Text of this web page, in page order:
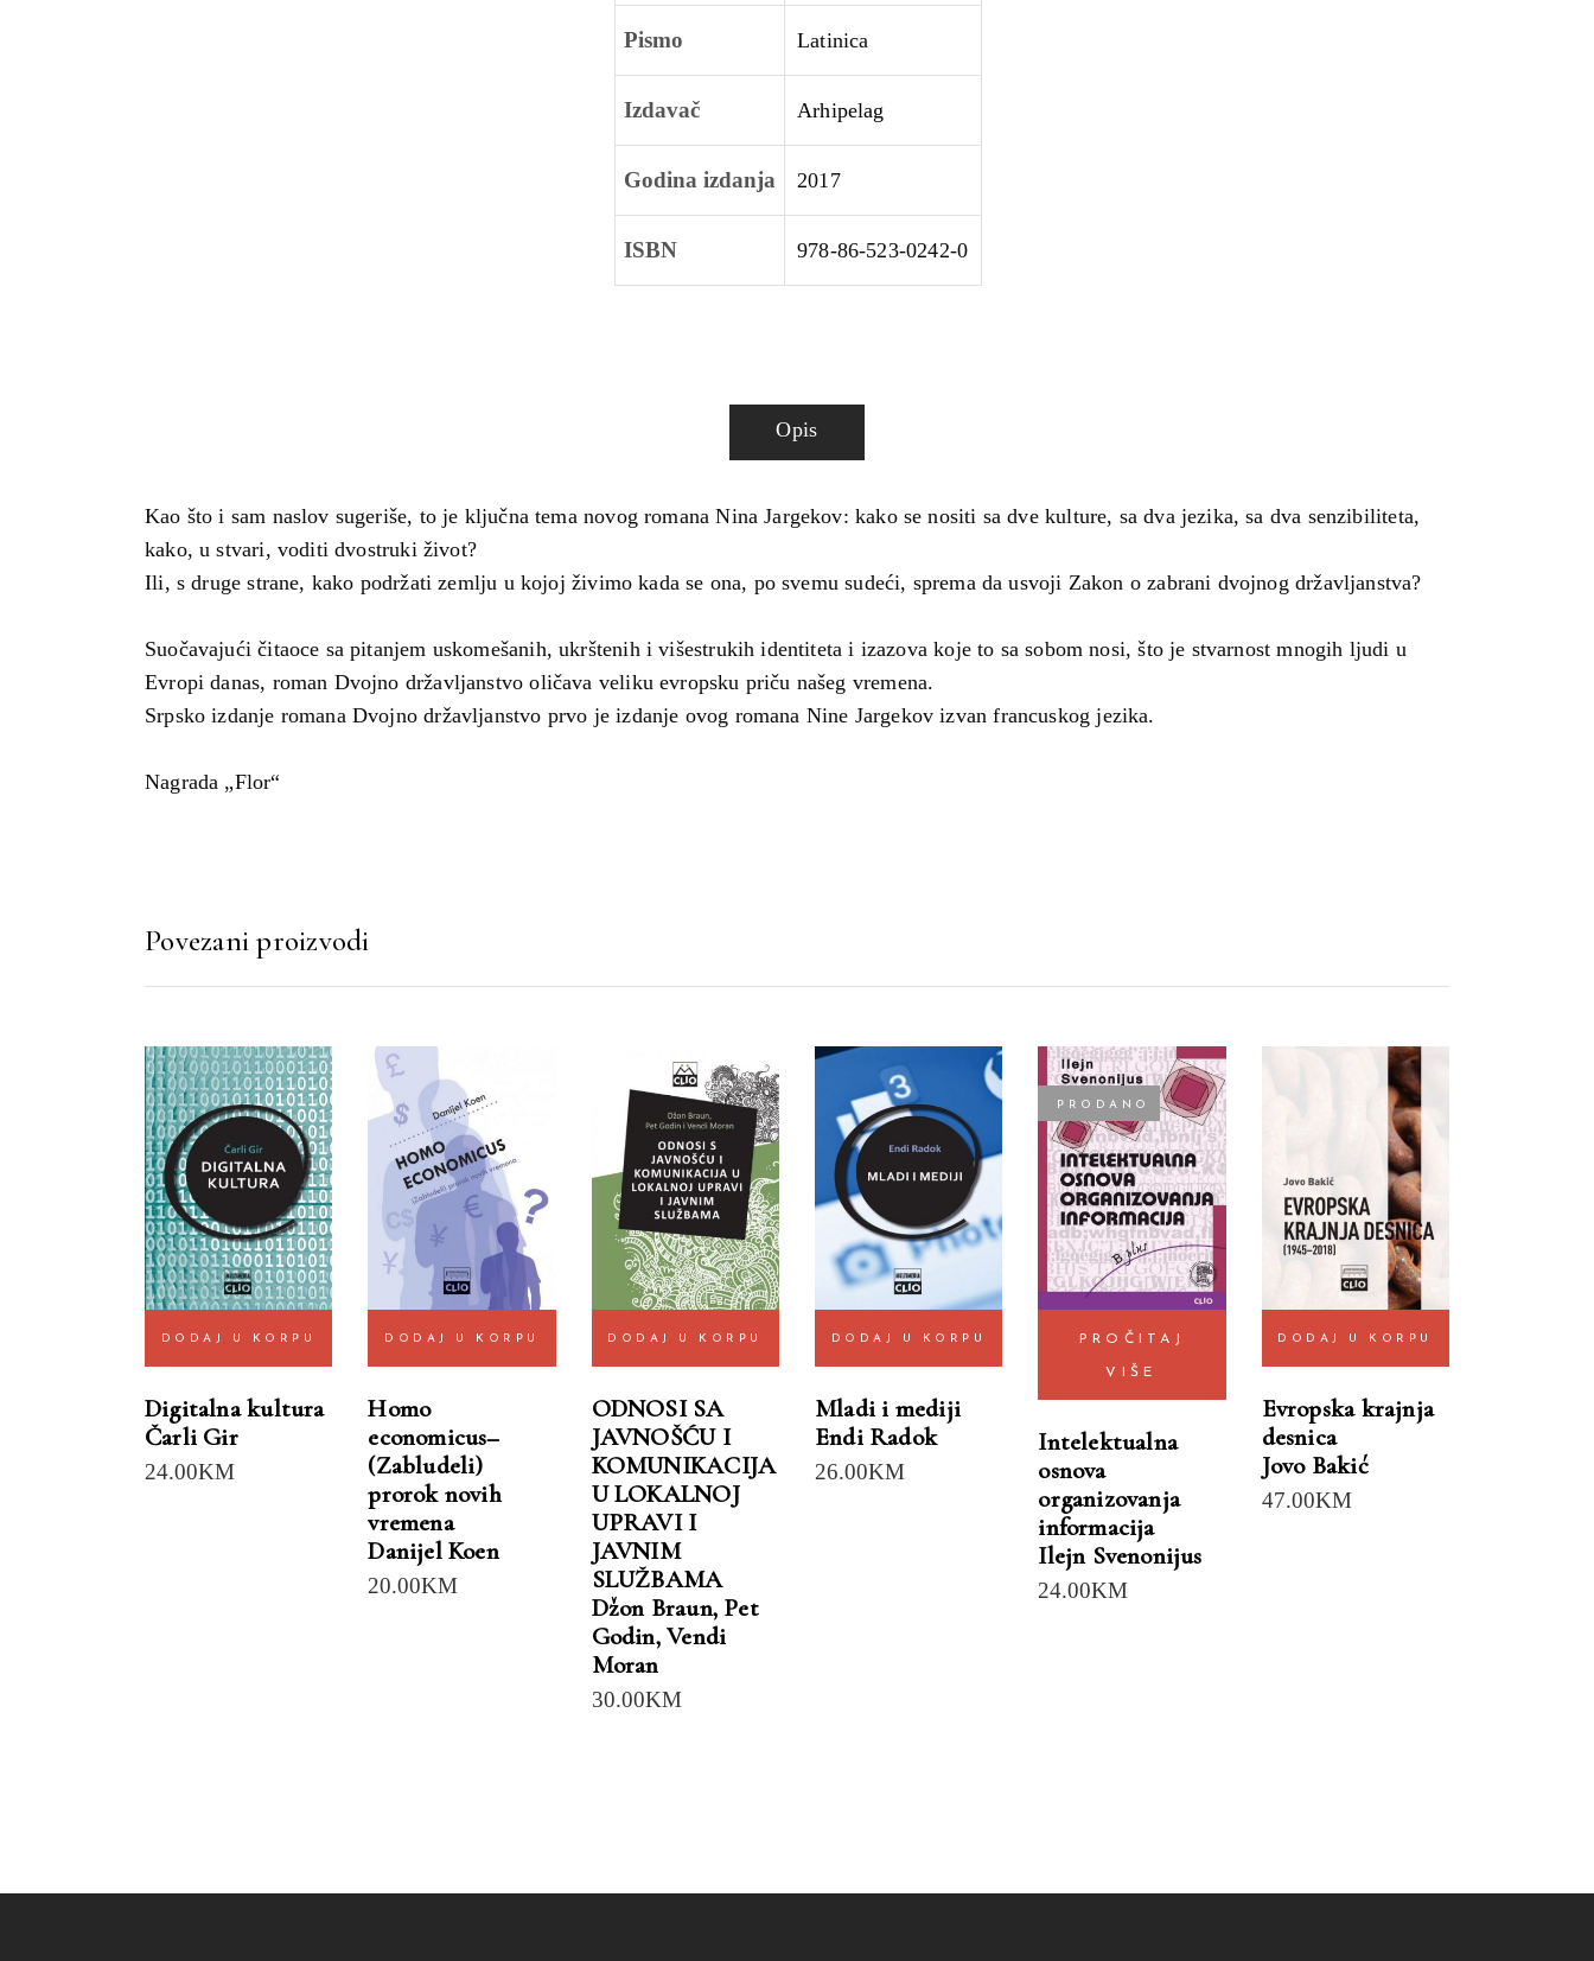
Pismo Latinica
Izdavač Arhipelag
Godina izdanja 2017
ISBN 978‑86‑523‑0242‑0
Opis
Kao što i sam naslov sugeriše, to je ključna tema novog romana Nina Jargekov: kako se nositi sa dve kulture, sa dva jezika, sa dva senzibiliteta,
kako, u stvari, voditi dvostruki život?
Ili, s druge strane, kako podržati zemlju u kojoj živimo kada se ona, po svemu sudeći, sprema da usvoji Zakon o zabrani dvojnog državljanstva?
Suočavajući čitaoce sa pitanjem uskomešanih, ukrštenih i višestrukih identiteta i izazova koje to sa sobom nosi, što je stvarnost mnogih ljudi u
Evropi danas, roman Dvojno državljanstvo oličava veliku evropsku priču našeg vremena.
Srpsko izdanje romana Dvojno državljanstvo prvo je izdanje ovog romana Nine Jargekov izvan francuskog jezika.
Nagrada „Flor“
Povezani proizvodi
DODAJ U KORPU
Digitalna kultura
Čarli Gir
24.00KM
DODAJ U KORPU
Homo
economicus–
(Zabludeli)
prorok novih
vremena
Danijel Koen
20.00KM
DODAJ U KORPU
ODNOSI SA
JAVNOŠĆU I
KOMUNIKACIJA
U LOKALNOJ
UPRAVI I
JAVNIM
SLUŽBAMA
Džon Braun, Pet
Godin,Vendi
Moran
30.00KM
DODAJ U KORPU
Mladi i mediji
Endi Radok
26.00KM
PRODANO
PROČITAJ
VIŠE
Intelektualna
osnova
organizovanja
informacija
Ilejn Svenonijus
24.00KM
DODAJ U KORPU
Evropska krajnja
desnica
Jovo Bakić
47.00KM